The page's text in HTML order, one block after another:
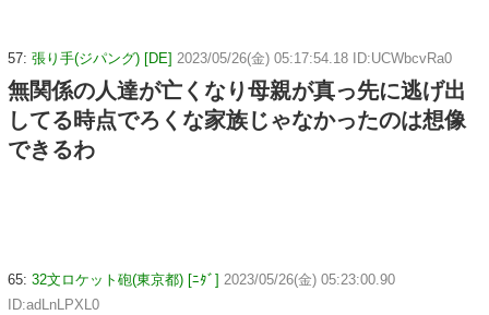
57: 張り手(ジパング) [DE] 2023/05/26(金) 05:17:54.18 ID:UCWbcvRa0
無関係の人達が亡くなり母親が真っ先に逃げ出
してる時点でろくな家族じゃなかったのは想像
できるわ
65: 32文ロケット砲(東京都) [ﾆﾀﾞ] 2023/05/26(金) 05:23:00.90
ID:adLnLPXL0